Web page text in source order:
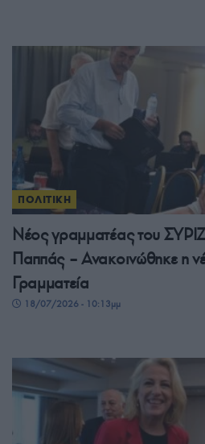
ΠΟΛΙΤΙΚΗ
Νέος γραμματέας του
Παππάς – Ανακοινώθηκε η
Γραμματεία
18/07/2026 - 10:13μμ